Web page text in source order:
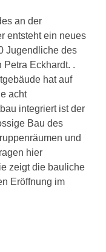
an der
entsteht ein neues
Jugendliche des
Petra Eckhardt. .
hat auf
acht
integriert ist der
Bau des
und
hier
zeigt die bauliche
Eröffnung im